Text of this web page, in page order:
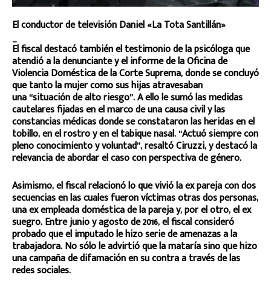
El conductor de televisión Daniel «La Tota Santillán»
_
El fiscal destacó también el testimonio de la psicóloga que
atendió a la denunciante y el informe de la Oficina de
Violencia Doméstica de la Corte Suprema, donde se concluyó
que tanto la mujer como sus hijas atravesaban
una “situación de alto riesgo”. A ello le sumó las medidas
cautelares fijadas en el marco de una causa civil y las
constancias médicas donde se constataron las heridas en el
tobillo, en el rostro y en el tabique nasal. “Actuó siempre con
pleno conocimiento y voluntad”, resaltó Ciruzzi, y destacó la
relevancia de abordar el caso con perspectiva de género.
Asimismo, el fiscal relacionó lo que vivió la ex pareja con dos
secuencias en las cuales fueron víctimas otras dos personas,
una ex empleada doméstica de la pareja y, por el otro, el ex
suegro. Entre junio y agosto de 2016, el fiscal consideró
probado que el imputado le hizo serie de amenazas a la
trabajadora. No sólo le advirtió que la mataría sino que hizo
una campaña de difamación en su contra a través de las
redes sociales.